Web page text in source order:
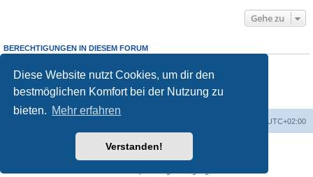
Diese Website nutzt Cookies, um dir den
bestmöglichen Komfort bei der Nutzung zu
bieten. Mehr erfahren
Verstanden!
Gehe zu
BERECHTIGUNGEN IN DIESEM FORUM
Du darfst keineAntworten zu Themen in diesem Forum erstellen.
Du darfst deine Beiträge in diesem Forumnichtändern.
Du darfst deine Beiträge in diesem Forum nicht löschen.
keine
UTC+02:00
Powered byphpBB® Forum Software © phpBB Limited
Deutsche Übersetzung durchphpBB.de